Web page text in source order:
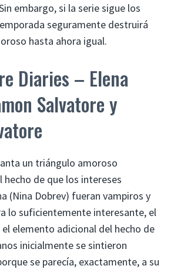
embargo, si la serie sigue los
seguramente destruirá
hasta ahora igual.
Diaries – Elena
Salvatore y
un triángulo amoroso
hecho de que los intereses
(Nina Dobrev) fueran vampiros y
lo suficientemente interesante, el
elemento adicional del hecho de
inicialmente se sintieron
se parecía, exactamente, a su